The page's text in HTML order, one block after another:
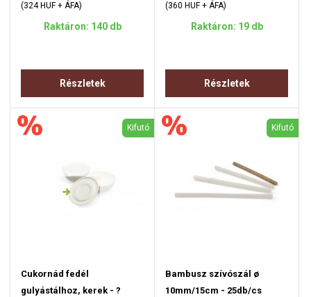
(324 HUF + ÁFA)
Raktáron: 140 db
Részletek
(360 HUF + ÁFA)
Raktáron: 19 db
Részletek
Kifutó
Cukornád fedél
gulyástálhoz, kerek - ?
Kifutó
Bambusz szívószál ø
10mm/15cm - 25db/cs